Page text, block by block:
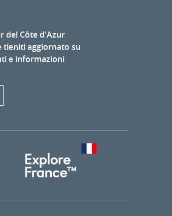
del Côte d'Azur
tieniti aggiornato su
e informazioni